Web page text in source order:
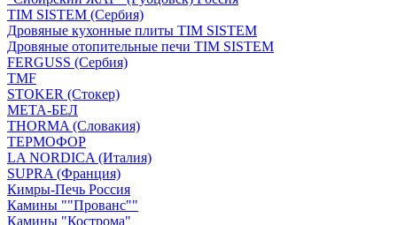
TIM SISTEM (Сербия)
Дровяные кухонные плиты TIM SISTEM
Дровяные отопительные печи TIM SISTEM
FERGUSS (Сербия)
TMF
STOKER (Стокер)
МЕТА-БЕЛ
THORMA (Словакия)
ТЕРМОФОР
LA NORDICA (Италия)
SUPRA (Франция)
Кимры-Печь Россия
Камины ""Прованс""
Камины "Кострома"